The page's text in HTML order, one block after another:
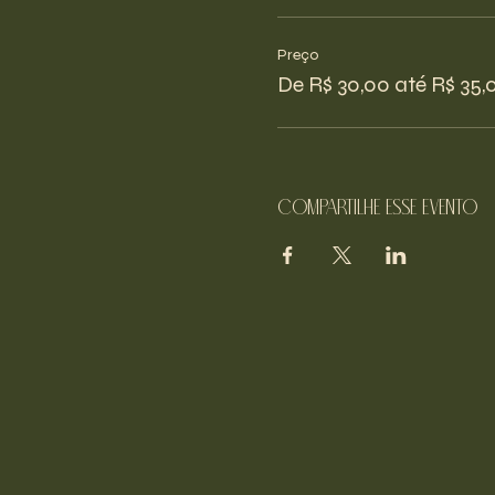
Preço
De R$ 30,00 até R$
Compartilhe esse evento